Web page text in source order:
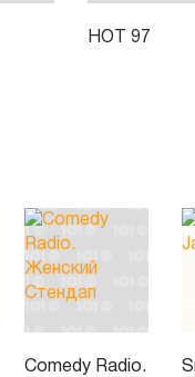
HOT 97
Comedy Radio.